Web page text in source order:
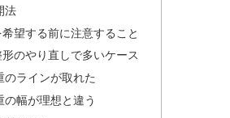
法
望する前に注意すること
のやり直しで多いケース
のラインが取れた
の幅が理想と違う